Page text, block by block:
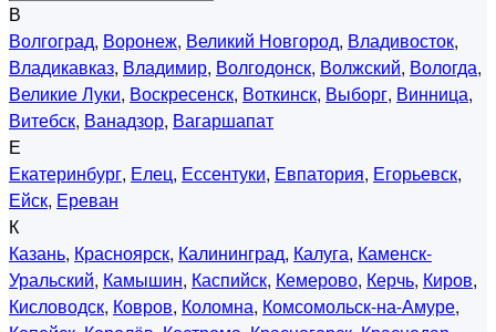
В
Волгоград, Воронеж, Великий Новгород, Владивосток,
Владикавказ, Владимир, Волгодонск, Волжский, Вологда,
Великие Луки, Воскресенск, Воткинск, Выборг, Винница,
Витебск, Ванадзор, Вагаршапат
Е
Екатеринбург, Елец, Ессентуки, Евпатория, Егорьевск,
Ейск, Ереван
К
Казань, Красноярск, Калининград, Калуга, Каменск-
Уральский, Камышин, Каспийск, Кемерово, Керчь, Киров,
Кисловодск, Ковров, Коломна, Комсомольск-на-Амуре,